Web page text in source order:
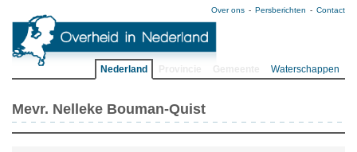
Over ons Persberichten Contact
Nederland Waterschappen
Mevr. Nelleke Bouman-Quist